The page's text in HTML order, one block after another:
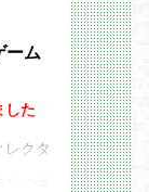
ト、
しく
ーム
した
クタ
の考